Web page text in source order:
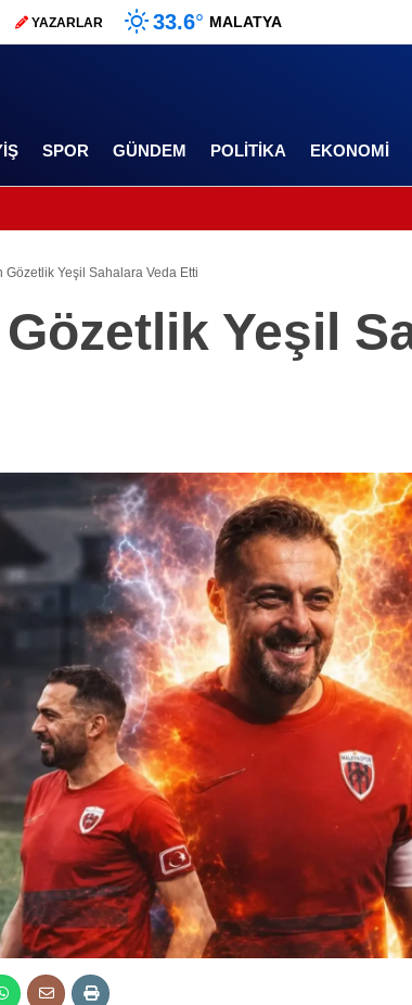
YAZARLAR 33.6° MALATYA
SPOR GÜNDEM POLITIKA EKONOMI
Gözetlik Yeşil Sahalara Veda Etti
Yeşil